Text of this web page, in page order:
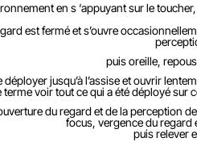
en s ‘appuyant sur le
est fermé et s’ouvre
puis oreille,
déployer jusqu’à l’assise et ouvrir
terme voir tout ce qui a été déployé sur
du regard et de la perception
focus, vergence du regard
puis relever